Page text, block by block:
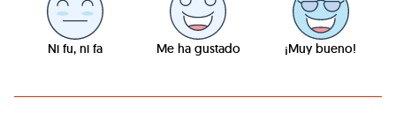
Ni fu, ni fa Me ha gustado ¡Muy bueno!